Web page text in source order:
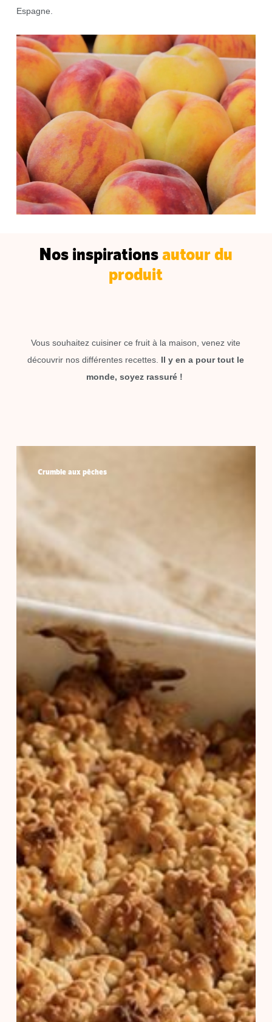
Espagne.
Nos inspirationsautour du
produit
Vous souhaitez cuisiner ce fruit à la maison, venez vite
découvrir nos différentes recettes. Il y en a pour tout le
monde, soyez rassuré !
Crumble aux pêches